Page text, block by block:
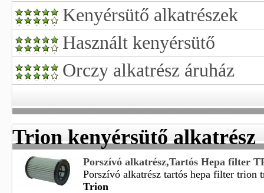
Kenyérsütő alkatrészek
Használt kenyérsütő
Orczy alkatrész áruház
Trion kenyérsütő alkatrész
Porszívó alkatrész,Tartós Hepa filter
Porszívó alkatrész tartós hepa filter trion
Trion